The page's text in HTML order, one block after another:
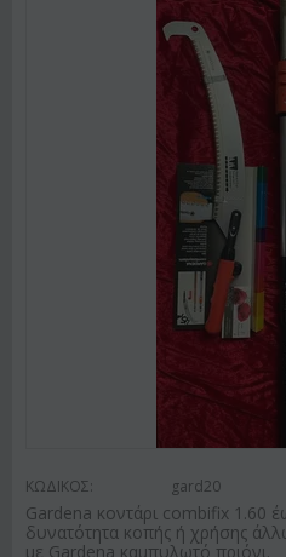
ΚΩΔΙΚΟΣ: gard20
Gardena κοντάρι combifix 1.60
δυνατότητα κοπής ή χρήσης
με Gardena καμπυλωτό πριόνι.